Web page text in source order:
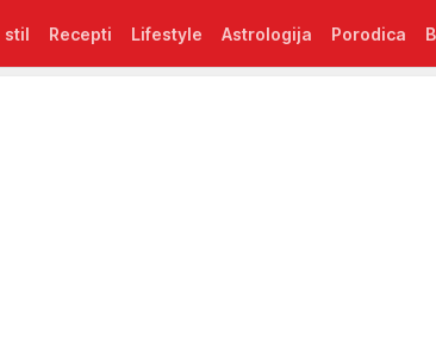
stil Recepti Lifestyle Astrologija Porodica